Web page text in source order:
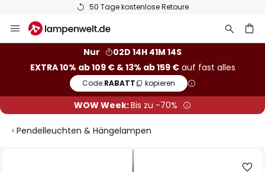
50 Tage kostenlose Retoure
Inhalt
Nur
02D 14H 41M 13S
EXTRA 10% ab 109 € & 13% ab 159 €auf fast alles
Code:RABATT kopieren
WOW Week:Bis zu -70%
Pendelleuchten & Hängelampen